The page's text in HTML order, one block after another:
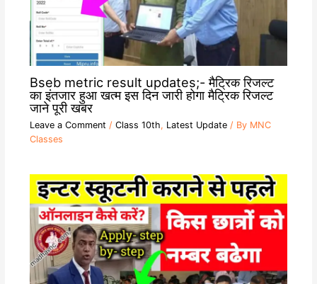
Bseb metric result updates;- मैट्रिक रिजल्ट
का इंतजार हुआ खत्म इस दिन जारी होगा मैट्रिक रिजल्ट
जाने पूरी खबर
Leave a Comment / Class 10th, Latest Update/ By MNC
Classes